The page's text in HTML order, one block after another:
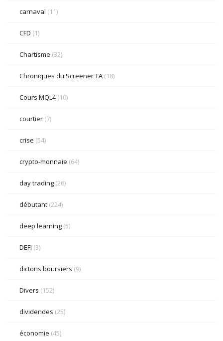
carnaval (11)
CFD (1)
Chartisme (32)
Chroniques du Screener TA (18)
Cours MQL4(10)
courtier (7)
crise (54)
crypto-monnaie (64)
day trading (26)
débutant (224)
deep learning (5)
DEFI (3)
dictons boursiers (9)
Divers (152)
dividendes (25)
économie (45)